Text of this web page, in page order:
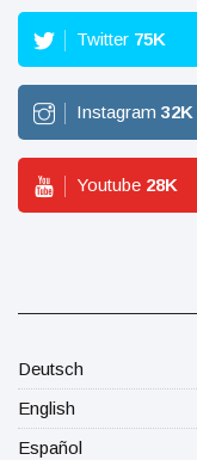
Twitter 75K
Instagram 32K
Youtube 28K
Deutsch
English
Español